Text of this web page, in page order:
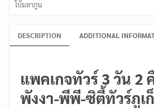
โบ้มลากูน
DESCRIPTION ADDITIONAL
แพคเกจทัวร์ 3 วัน 2
พังงา-พีพี-ซิตี้ทัวร์ภูเ